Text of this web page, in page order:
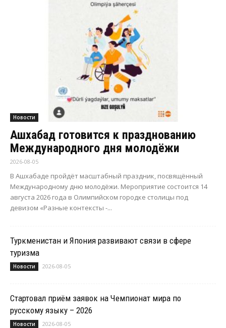
Новости
Ашхабад готовится к празднованию
Международного дня молодёжи
2026-08-05
В Ашхабаде пройдёт масштабный праздник, посвящённый
Международному дню молодёжи. Мероприятие состоится 14
августа 2026 года в Олимпийском городке столицы под
девизом «Разные контексты -...
Туркменистан и Япония развивают связи в сфере
туризма
Новости 2026-08-05
Стартовал приём заявок на Чемпионат мира по
русскому языку – 2026
Новости 2026-08-05